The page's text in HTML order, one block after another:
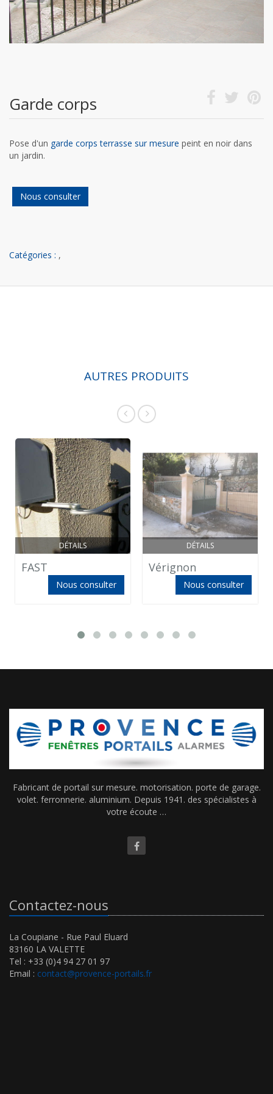
Garde corps
Pose d'un garde corps terrasse sur mesure peint en noir dans
un jardin.
Nous consulter
Catégories : ,
AUTRES PRODUITS
DÉTAILS
FAST
Nous consulter
DÉTAILS
Vérignon
Nous consulter
Fabricant de portail sur mesure. motorisation. porte de garage.
volet. ferronnerie. aluminium. Depuis 1941. des spécialistes à
votre écoute …
Contactez-nous
La Coupiane - Rue Paul Eluard
83160 LA VALETTE
Tel : +33 (0)4 94 27 01 97
Email : contact@provence-portails.fr